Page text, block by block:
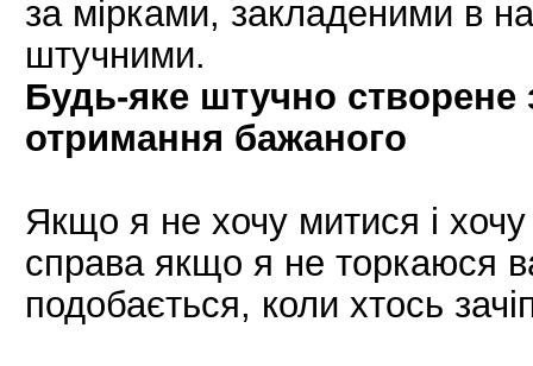
за мірками, закладеними в
штучними.
Будь-яке штучно
отримання бажаного
Якщо я не хочу митися і
справа якщо я не торкаюся
подобається, коли хтось